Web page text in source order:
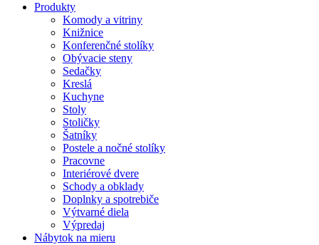
Produkty
Komody a vitriny
Knižnice
Konferenčné stolíky
Obývacie steny
Sedačky
Kreslá
Kuchyne
Stoly
Stoličky
Šatníky
Postele a nočné stolíky
Pracovne
Interiérové dvere
Schody a obklady
Doplnky a spotrebiče
Výtvarné diela
Výpredaj
Nábytok na mieru